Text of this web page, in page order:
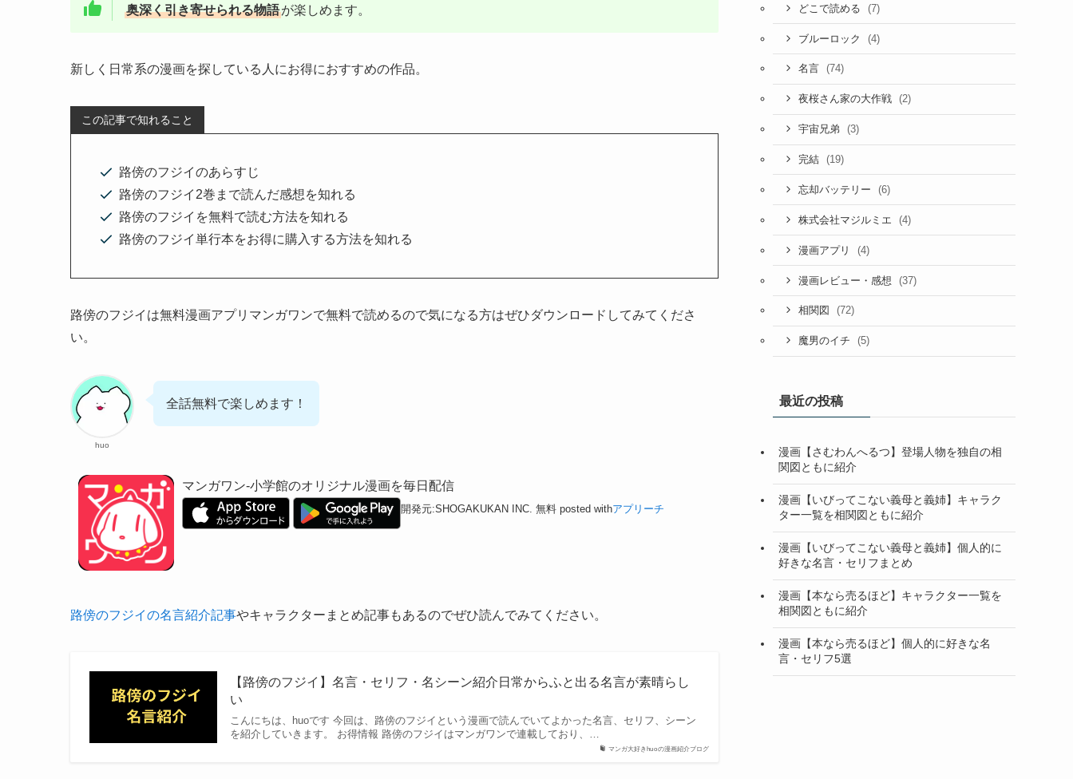
奥深く引き寄せられる物語が楽しめます。
新しく日常系の漫画を探している人にお得におすすめの作品。
この記事で知れること
路傍のフジイのあらすじ
路傍のフジイ2巻まで読んだ感想を知れる
路傍のフジイを無料で読む方法を知れる
路傍のフジイ単行本をお得に購入する方法を知れる
路傍のフジイは無料漫画アプリマンガワンで無料で読めるので気になる方はぜひダウンロードしてみてくださ
い。
huo
全話無料で楽しめます！
マンガワン-小学館のオリジナル漫画を毎日配信
開発元:SHOGAKUKAN INC. 無料 posted withアプリーチ
路傍のフジイの名言紹介記事やキャラクターまとめ記事もあるのでぜひ読んでみてください。
マンガ大好きhuoの漫画紹介ブログ
【路傍のフジイ】名言・セリフ・名シーン紹介日常からふと出る名言が素晴らし
い
こんにちは、huoです 今回は、路傍のフジイという漫画で読んでいてよかった名言、セリフ、シーン
を紹介していきます。 お得情報 路傍のフジイはマンガワンで連載しており、…
どこで読める (7)
ブルーロック (4)
名言 (74)
夜桜さん家の大作戦 (2)
宇宙兄弟 (3)
完結 (19)
忘却バッテリー (6)
株式会社マジルミエ (4)
漫画アプリ (4)
漫画レビュー・感想 (37)
相関図 (72)
魔男のイチ (5)
最近の投稿
漫画【さむわんへるつ】登場人物を独自の相
関図ともに紹介
漫画【いびってこない義母と義姉】キャラク
ター一覧を相関図ともに紹介
漫画【いびってこない義母と義姉】個人的に
好きな名言・セリフまとめ
漫画【本なら売るほど】キャラクター一覧を
相関図ともに紹介
漫画【本なら売るほど】個人的に好きな名
言・セリフ5選